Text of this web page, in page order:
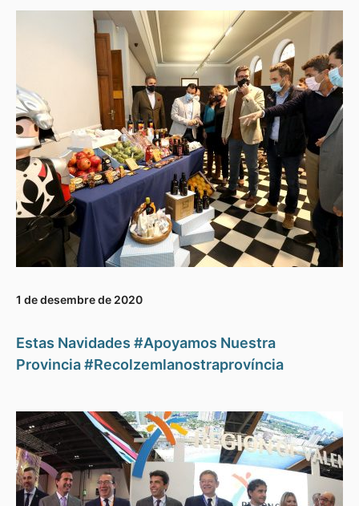
1 de desembre de 2020
Estas Navidades #Apoyamos Nuestra
Provincia #Recolzemlanostraprovíncia